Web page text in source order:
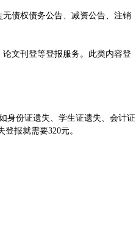
无债权债务公告、减资公告、注销
文刊登等登报服务。此类内容登
身份证遗失、学生证遗失、会计证
报就需要320元。